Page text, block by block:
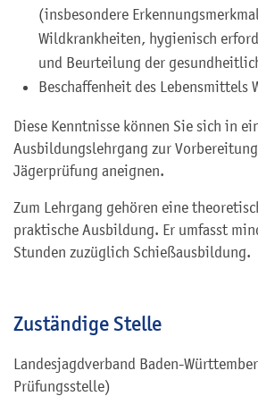
(insbesondere
Wildkrankheiten, hygienisch
und Beurteilung der
Beschaffenheit des Lebensmittels
Diese Kenntnisse können Sie sich in
Ausbildungslehrgang zur
Jägerprüfung aneignen.
Zum Lehrgang gehören eine
praktische Ausbildung. Er umfasst
Stunden zuzüglich Schießausbildung.
Zuständige Stelle
Landesjagdverband Baden-
Prüfungsstelle)